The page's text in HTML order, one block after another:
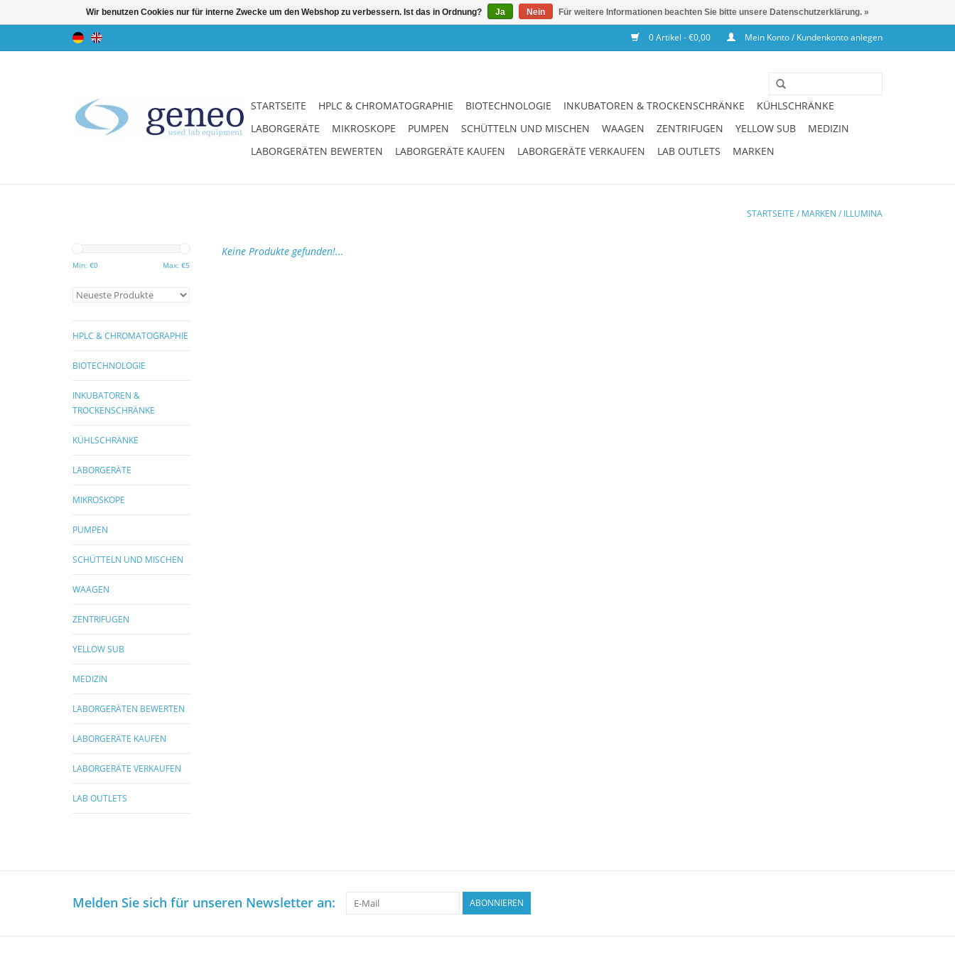
0 Artikel - €0,00 Mein Konto / Kundenkonto anlegen
STARTSEITE HPLC & CHROMATOGRAPHIE BIOTECHNOLOGIE INKUBATOREN & TROCKENSCHRÄNKE
KÜHLSCHRÄNKE
LABORGERÄTE
MIKROSKOPE PUMPEN SCHÜTTELN UND MISCHEN WAAGEN ZENTRIFUGEN YELLOW SUB
MEDIZIN
LABORGERÄTEN BEWERTEN
LABORGERÄTE KAUFEN LABORGERÄTE VERKAUFEN LAB OUTLETS MARKEN
STARTSEITE / MARKEN / ILLUMINA
Min: €0 Max: €5
HPLC & CHROMATOGRAPHIE
BIOTECHNOLOGIE
INKUBATOREN &
TROCKENSCHRÄNKE
KÜHLSCHRÄNKE
LABORGERÄTE
MIKROSKOPE
PUMPEN
SCHÜTTELN UND MISCHEN
WAAGEN
ZENTRIFUGEN
YELLOW SUB
MEDIZIN
LABORGERÄTEN BEWERTEN
LABORGERÄTE KAUFEN
LABORGERÄTE VERKAUFEN
LAB OUTLETS
Keine Produkte gefunden!...
Melden Sie sich für unseren Newsletter an: ABONNIEREN
Wir benutzen Cookies nur für interne Zwecke um den Webshop zu verbessern. Ist das in Ordnung? Ja Nein Für weitere Informationen beachten Sie bitte unsere Datenschutzerklärung. »